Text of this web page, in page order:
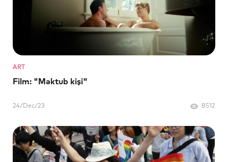
ART
Film: "Məktub kişi"
24/Dec/23 8512